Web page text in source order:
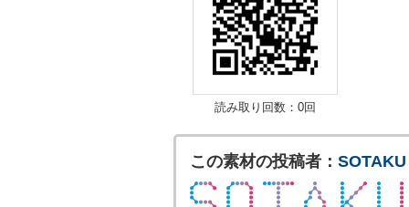
読み取り回数：0回
この素材の投稿者： SOTAKU